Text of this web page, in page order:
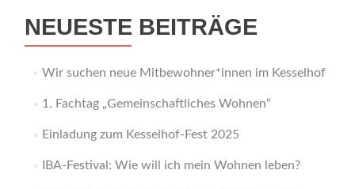
NEUESTE BEITRÄGE
Wir suchen neue Mitbewohner*innen im Kesselhof
1. Fachtag „Gemeinschaftliches Wohnen“
Einladung zum Kesselhof-Fest 2025
IBA-Festival: Wie will ich mein Wohnen leben?